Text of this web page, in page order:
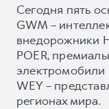
Сегодня пять
GWM –
внедорожники
POER,
электромобили
WEY –
регионах мира.